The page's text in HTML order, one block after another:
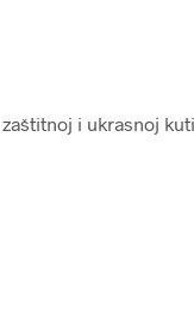
i ukrasnoj